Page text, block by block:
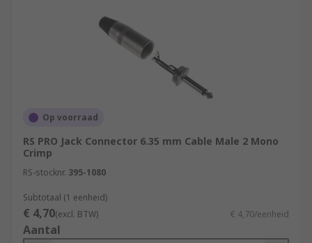
Op voorraad
RS PRO Jack Connector 6.35 mm Cable Male 2 Mono
Crimp
RS-stocknr. 395-1080
Subtotaal (1 eenheid)
€ 4,70(excl. BTW) € 4,70/eenheid
Aantal